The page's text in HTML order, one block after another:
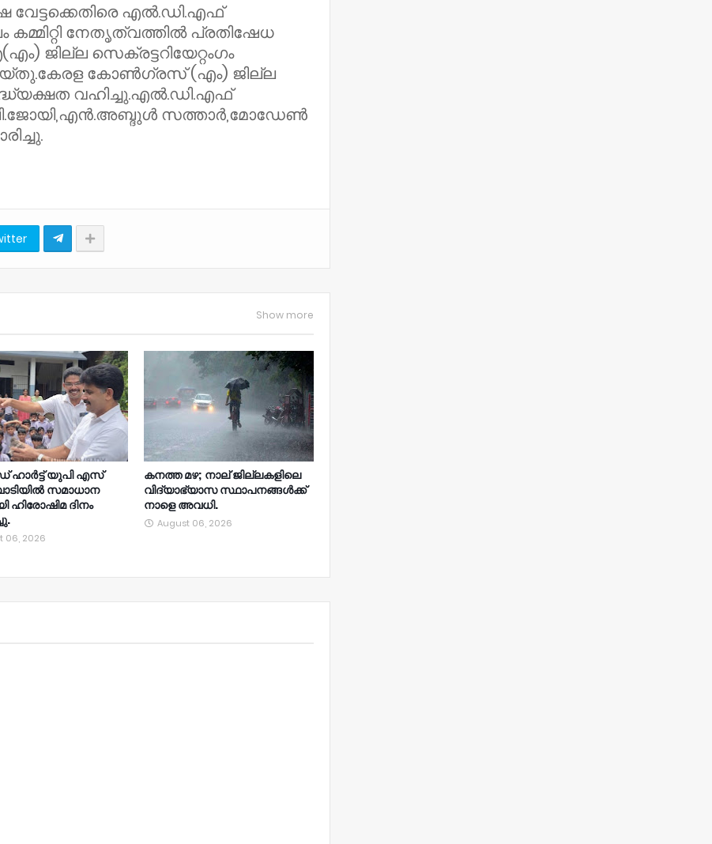
എല്‍.ഡി.എഫ്
നേതൃത്വത്തില്‍ പ്രതിഷേധ
ജില്ല സെക്രട്ടറിയേറ്റംഗം
കോണ്‍ഗ്രസ് (എം) ജില്ല
വഹിച്ചു.എല്‍.ഡി.എഫ്
സത്താര്‍,മോഡേണ്‍
Show more
ഹാർട്ട് യുപി എസ്
സമാധാന
ഹിരോഷിമ ദിനം
06, 2026
കനത്ത മഴ; നാല്‌ ജില്ലകളിലെ
വിദ്യാഭ്യാസ സ്ഥാപനങ്ങൾക്ക്
നാളെ അവധി.
August 06, 2026